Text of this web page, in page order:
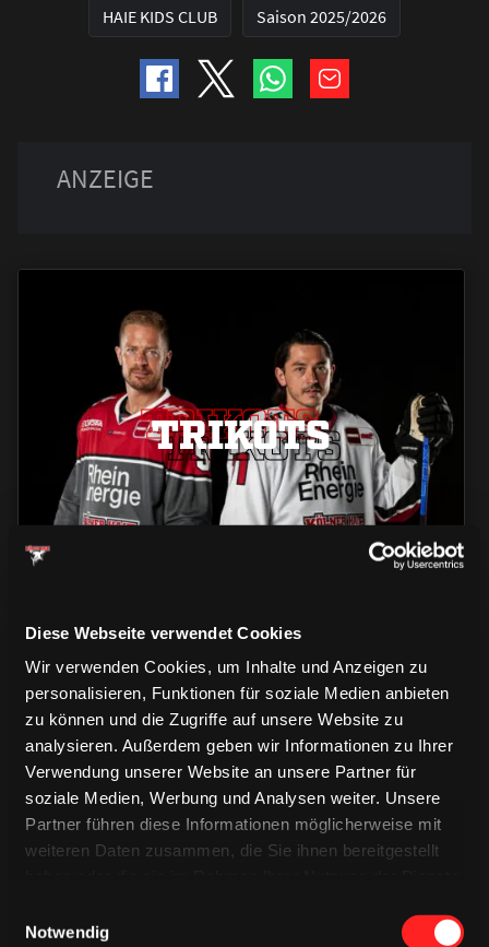
Diese Webseite verwendet Cookies
Wir verwenden Cookies, um Inhalte und Anzeigen zu
personalisieren, Funktionen für soziale Medien anbieten
zu können und die Zugriffe auf unsere Website zu
analysieren. Außerdem geben wir Informationen zu Ihrer
Verwendung unserer Website an unsere Partner für
soziale Medien, Werbung und Analysen weiter. Unsere
Partner führen diese Informationen möglicherweise mit
weiteren Daten zusammen, die Sie ihnen bereitgestellt
Notwendig
HAIE KIDS CLUB Saison 2025/2026
TRIKOTS
TRIKOTS
TRIKOTS
CAPS & CO
CAPS & CO
CAPS & CO